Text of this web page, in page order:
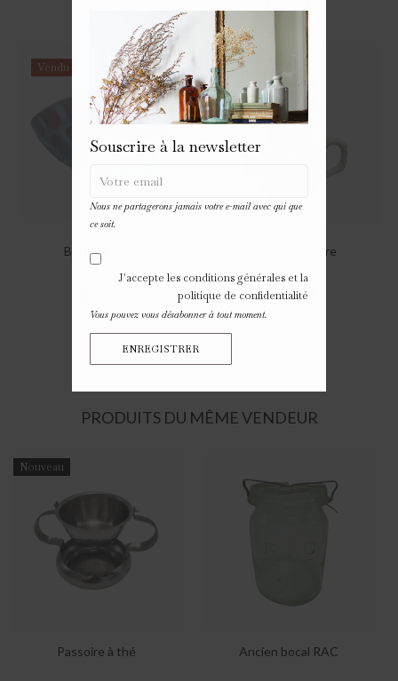
Bol rose ancien
Vendu
Petite cafetière
Prix
29,00 €
Nouveau
PRODUITS DU MÊME VENDEUR
Passoire à thé
Nouveau
Ancien bocal RAC
Souscrire à la newsletter
Nous ne partagerons jamais votre e-mail avec qui que
ce soit.
J'accepte les conditions générales et la
politique de confidentialité
Vous pouvez vous désabonner à tout moment.
ENREGISTRER